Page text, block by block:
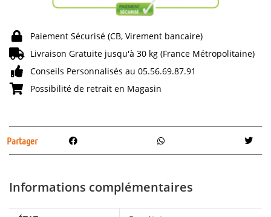
Paiement Sécurisé (CB, Virement bancaire)
Livraison Gratuite jusqu'à 30 kg (France Métropolitaine)
Conseils Personnalisés au 05.56.69.87.91
Possibilité de retrait en Magasin
Partager
Informations complémentaires